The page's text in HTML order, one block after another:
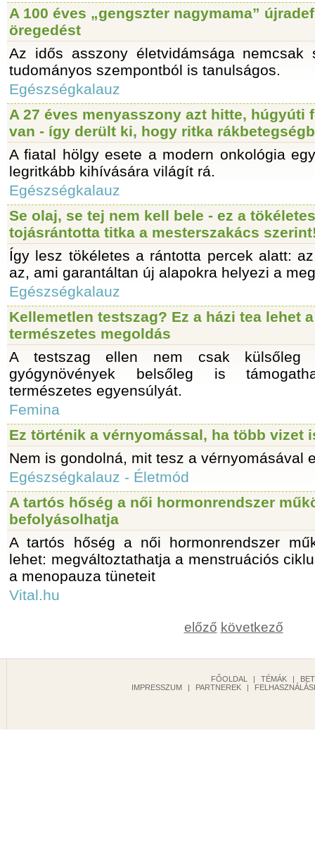
A 100 éves „gengszter nagymama”
öregedést
Az idős asszony életvidámsága nemcsak
tudományos szempontból is tanulságos.
Egészségkalauz
A 27 éves menyasszony azt hitte, húgyúti
van - így derült ki, hogy ritka
A fiatal hölgy esete a modern onkológia
legritkább kihívására világít rá.
Egészségkalauz
Se olaj, se tej nem kell bele - ez a tökéletes
tojásrántotta titka a mesterszakács
Így lesz tökéletes a rántotta percek alatt:
az, ami garantáltan új alapokra helyezi a
Egészségkalauz
Kellemetlen testszag? Ez a házi tea lehet a
természetes megoldás
A testszag ellen nem csak külsőleg
gyógynövények belsőleg is
természetes egyensúlyát.
Femina
Ez történik a vérnyomással, ha több vizet
Nem is gondolná, mit tesz a vérnyomásával
Egészségkalauz - Életmód
A tartós hőség a női hormonrendszer
befolyásolhatja
A tartós hőség a női hormonrendszer
lehet: megváltoztathatja a menstruációs
a menopauza tüneteit
Vital.hu
előző következő
FŐOLDAL | TÉMÁK |
IMPRESSZUM
| PARTNEREK |